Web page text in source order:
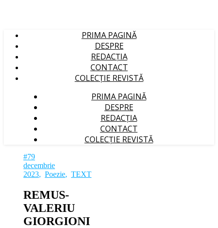
PRIMA PAGINĂ
DESPRE
REDACȚIA
CONTACT
COLECȚIE REVISTĂ
PRIMA PAGINĂ
DESPRE
REDACȚIA
CONTACT
COLECȚIE REVISTĂ
#79
decembrie
2023, Poezie, TEXT
REMUS-
VALERIU
GIORGIONI